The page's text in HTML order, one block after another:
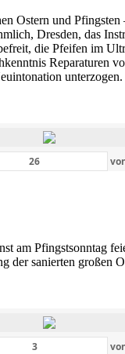
Ostern und Pfingsten
Dresden, das
die Pfeifen im
Reparaturen
unterzogen.
am Pfingstsonntag
der sanierten großen